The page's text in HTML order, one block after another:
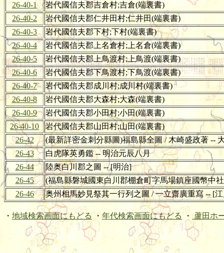
26-40-1
岩代國信夫郡吉倉村;吉倉(端裏書)
26-40-2
岩代國信夫郡仁井田村;仁井田(端裏書)
26-40-3
岩代國信夫郡下村;下村(端裏書)
26-40-4
岩代國信夫郡上名倉村;上名倉(端裏書)
26-40-5
岩代國信夫郡上鳥渡村;上鳥渡(端裏書)
26-40-6
岩代國信夫郡下鳥渡村;下鳥渡(端裏書)
26-40-7
岩代國信夫郡成川村;成川村(端裏書)
26-40-8
岩代國信夫郡大森村;大森(端裏書)
26-40-9
岩代國信夫郡小田村;小田(端裏書)
26-40-10
岩代國信夫郡山田村;山田(端裏書)
26-42
(最新詳密金刺分縣圖)福島縣全圖 / 木崎盛政著 --
26-43
白虎隊英勇鑑 -- 明治元辰八月
26-44
陸奥白川郡之圖 -- [明治]
26-45
(福島縣磐城國東白川郡棚倉町字馬場鎮座國幣中
26-46
奥州相馬妙見祭其一行列之圖 / 一立齋廣重寫 -- [
・ 地域検索画面にもどる・ 年代検索画面にもどる ・蘆田ホ